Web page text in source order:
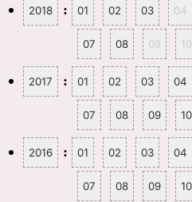
2018 : 01 02 03 04
07 08 09 10
2017 : 01 02 03 04
07 08 09 10
2016 : 01 02 03 04
07 08 09 10